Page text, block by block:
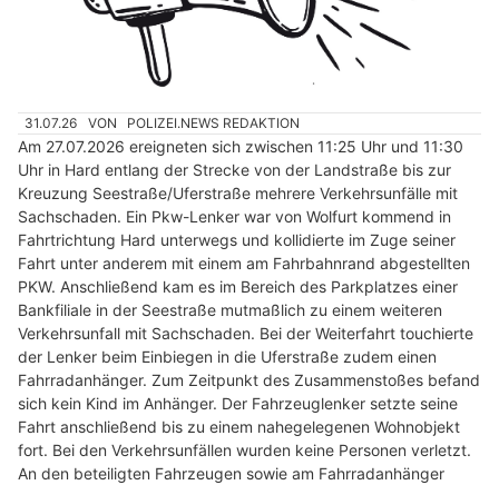
31.07.26 VON POLIZEI.NEWS REDAKTION
Am 27.07.2026 ereigneten sich zwischen 11:25 Uhr und 11:30
Uhr in Hard entlang der Strecke von der Landstraße bis zur
Kreuzung Seestraße/Uferstraße mehrere Verkehrsunfälle mit
Sachschaden. Ein Pkw-Lenker war von Wolfurt kommend in
Fahrtrichtung Hard unterwegs und kollidierte im Zuge seiner
Fahrt unter anderem mit einem am Fahrbahnrand abgestellten
PKW. Anschließend kam es im Bereich des Parkplatzes einer
Bankfiliale in der Seestraße mutmaßlich zu einem weiteren
Verkehrsunfall mit Sachschaden. Bei der Weiterfahrt touchierte
der Lenker beim Einbiegen in die Uferstraße zudem einen
Fahrradanhänger. Zum Zeitpunkt des Zusammenstoßes befand
sich kein Kind im Anhänger. Der Fahrzeuglenker setzte seine
Fahrt anschließend bis zu einem nahegelegenen Wohnobjekt
fort. Bei den Verkehrsunfällen wurden keine Personen verletzt.
An den beteiligten Fahrzeugen sowie am Fahrradanhänger